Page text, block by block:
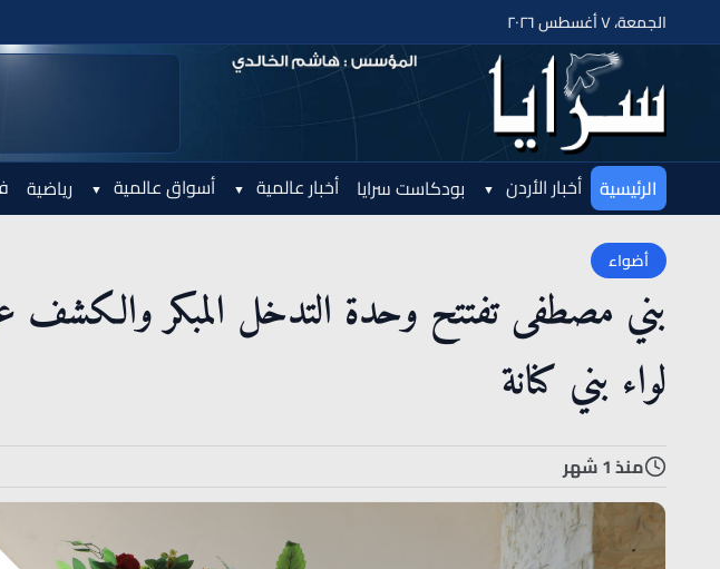
الجمعة، ٧ أغسطس ٢٠٢٦
الرئيسية أخبار الأردن بودكاست سرايا أخبار عالمية أسواق عالمية رياضية
أضواء
بني مصطفى تفتتح وحدة التدخل المبكر والكشف
لواء بني كنانة
منذ 1 شهر